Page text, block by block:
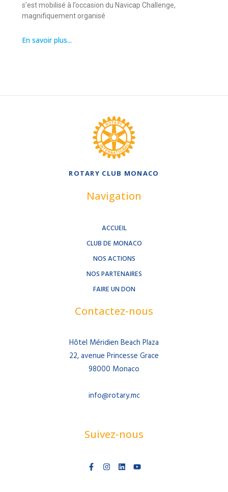
s’est mobilisé à l’occasion du Navicap Challenge,
magnifiquement organisé
En savoir plus...
ROTARY CLUB MONACO
Navigation
ACCUEIL
CLUB DE MONACO
NOS ACTIONS
NOS PARTENAIRES
FAIRE UN DON
Contactez-nous
Hôtel Méridien Beach Plaza
22, avenue Princesse Grace
98000 Monaco
info@rotary.mc
Suivez-nous
a n i o